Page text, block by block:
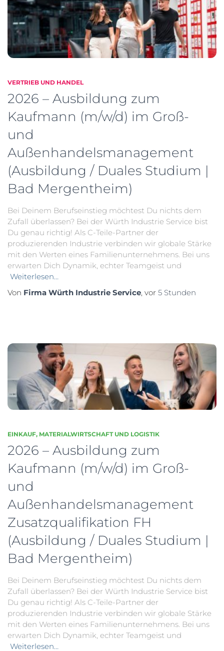
VERTRIEB UND HANDEL
2026 – Ausbildung zum
Kaufmann (m/w/d) im Groß-
und
Außenhandelsmanagement
(Ausbildung / Duales Studium |
Bad Mergentheim)
Bei Deinem Berufseinstieg möchtest Du nichts dem
Zufall überlassen? Bei der Würth Industrie Service bist
Du genau richtig! Als C-Teile-Partner der
produzierenden Industrie verbinden wir globale Stärke
mit den Werten eines Familienunternehmens. Bei uns
erwarten Dich Dynamik, echter Teamgeist und
Weiterlesen…
Von Firma Würth Industrie Service, vor 5 Stunden
EINKAUF, MATERIALWIRTSCHAFT UND LOGISTIK
2026 – Ausbildung zum
Kaufmann (m/w/d) im Groß-
und
Außenhandelsmanagement
Zusatzqualifikation FH
(Ausbildung / Duales Studium |
Bad Mergentheim)
Bei Deinem Berufseinstieg möchtest Du nichts dem
Zufall überlassen? Bei der Würth Industrie Service bist
Du genau richtig! Als C-Teile-Partner der
produzierenden Industrie verbinden wir globale Stärke
mit den Werten eines Familienunternehmens. Bei uns
erwarten Dich Dynamik, echter Teamgeist und
Weiterlesen…